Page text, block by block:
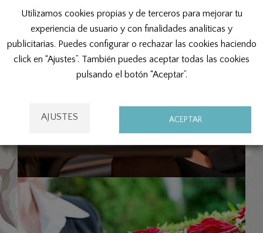
Utilizamos cookies propias y de terceros para mejorar tu
experiencia de usuario y con finalidades analíticas y
publicitarias. Puedes configurar o rechazar las cookies haciendo
click en “Ajustes”. También puedes aceptar todas las cookies
pulsando el botón “Aceptar”.
AJUSTES ACEPTAR